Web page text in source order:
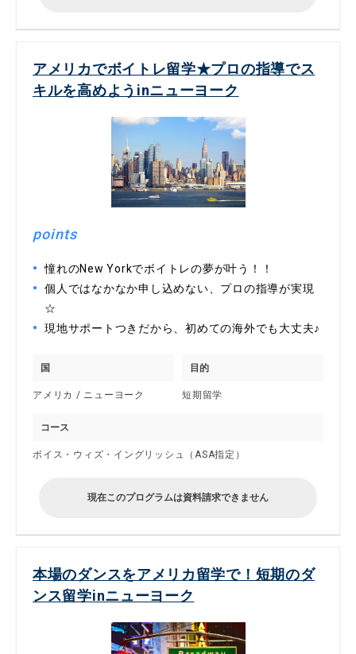
アメリカでボイトレ留学★プロの指導でス
キルを高めようinニューヨーク
points
憧れのNew Yorkでボイトレの夢が叶う！！
個人ではなかなか申し込めない、プロの指導が実現
☆
現地サポートつきだから、初めての海外でも大丈夫♪
国
アメリカ / ニューヨーク
目的
短期留学
コース
ボイス・ウィズ・イングリッシュ（ASA指定）
現在このプログラムは資料請求できません
本場のダンスをアメリカ留学で！短期のダ
ンス留学inニューヨーク